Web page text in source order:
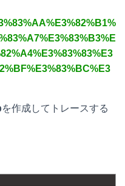
を作成してトレースする